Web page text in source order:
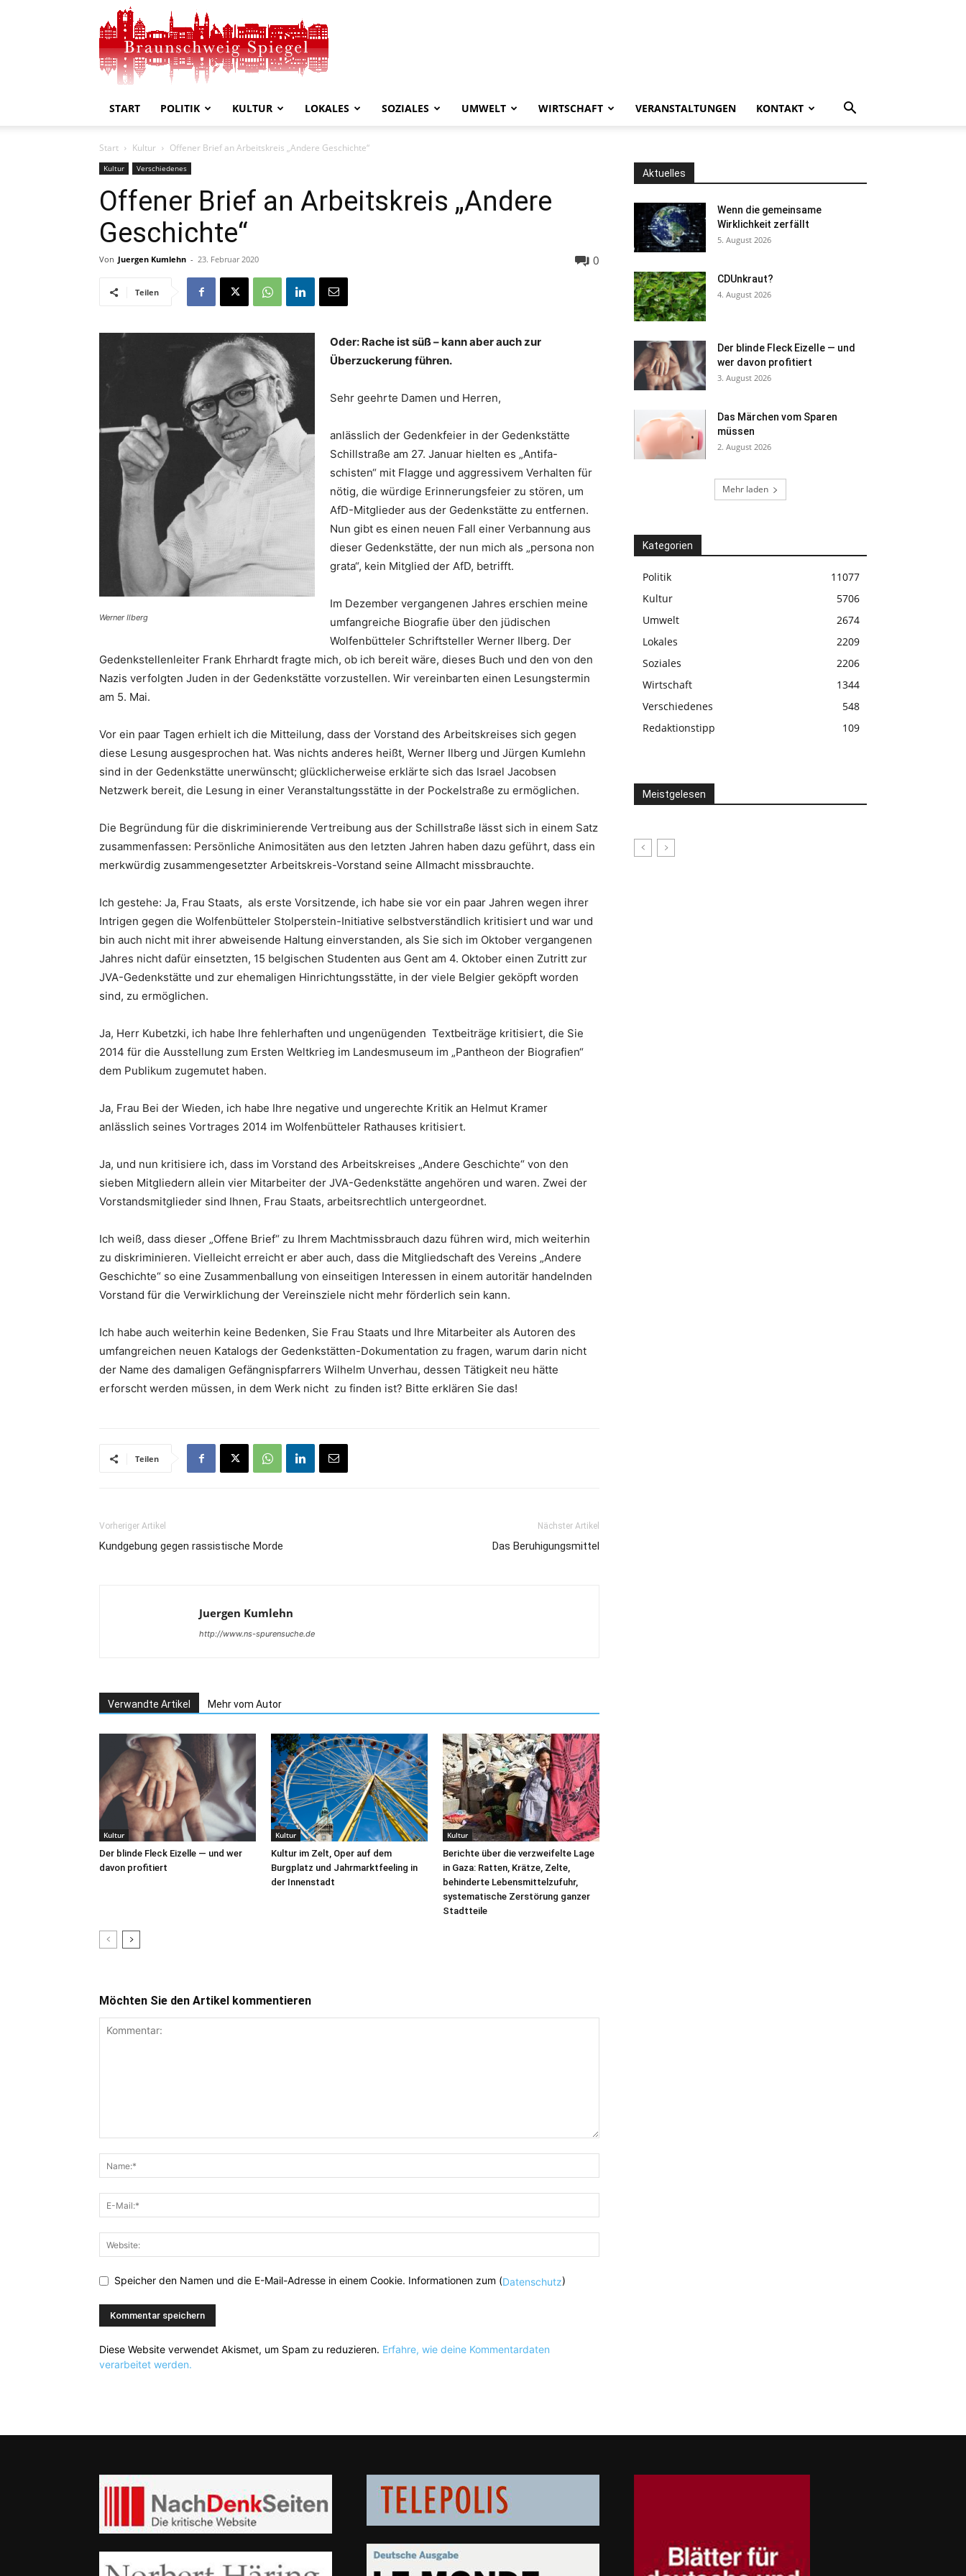
Spiegel
START POLITIK KULTUR LOKALES SOZIALES UMWELT WIRTSCHAFT VERANSTALTUNGEN KONTAKT
Start Kultur Offener Brief an Arbeitskreis „Andere Geschichte“
Kultur Verschiedenes
Offener Brief an Arbeitskreis „Andere
Geschichte“
Von Juergen Kumlehn - 23. Februar 2020 0
Teilen
Werner Ilberg
Oder: Rache ist süß – kann aber auch zur
Überzuckerung führen.
Sehr geehrte Damen und Herren,
anlässlich der Gedenkfeier in der Gedenkstätte
Schillstraße am 27. Januar hielten es „Antifa-
schisten“ mit Flagge und aggressivem Verhalten für
nötig, die würdige Erinnerungsfeier zu stören, um
AfD-Mitglieder aus der Gedenkstätte zu entfernen.
Nun gibt es einen neuen Fall einer Verbannung aus
dieser Gedenkstätte, der nun mich als „persona non
grata“, kein Mitglied der AfD, betrifft.
Im Dezember vergangenen Jahres erschien meine
umfangreiche Biografie über den jüdischen
Wolfenbütteler Schriftsteller Werner Ilberg. Der
Gedenkstellenleiter Frank Ehrhardt fragte mich, ob ich bereit wäre, dieses Buch und den von den
Nazis verfolgten Juden in der Gedenkstätte vorzustellen. Wir vereinbarten einen Lesungstermin
am 5. Mai.
Vor ein paar Tagen erhielt ich die Mitteilung, dass der Vorstand des Arbeitskreises sich gegen
diese Lesung ausgesprochen hat. Was nichts anderes heißt, Werner Ilberg und Jürgen Kumlehn
sind in der Gedenkstätte unerwünscht; glücklicherweise erklärte sich das Israel Jacobsen
Netzwerk bereit, die Lesung in einer Veranstaltungsstätte in der Pockelstraße zu ermöglichen.
Die Begründung für die diskriminierende Vertreibung aus der Schillstraße lässt sich in einem Satz
zusammenfassen: Persönliche Animositäten aus den letzten Jahren haben dazu geführt, dass ein
merkwürdig zusammengesetzter Arbeitskreis-Vorstand seine Allmacht missbrauchte.
Ich gestehe: Ja, Frau Staats, als erste Vorsitzende, ich habe sie vor ein paar Jahren wegen ihrer
Intrigen gegen die Wolfenbütteler Stolperstein-Initiative selbstverständlich kritisiert und war und
bin auch nicht mit ihrer abweisende Haltung einverstanden, als Sie sich im Oktober vergangenen
Jahres nicht dafür einsetzten, 15 belgischen Studenten aus Gent am 4. Oktober einen Zutritt zur
JVA-Gedenkstätte und zur ehemaligen Hinrichtungsstätte, in der viele Belgier geköpft worden
sind, zu ermöglichen.
Ja, Herr Kubetzki, ich habe Ihre fehlerhaften und ungenügenden Textbeiträge kritisiert, die Sie
2014 für die Ausstellung zum Ersten Weltkrieg im Landesmuseum im „Pantheon der Biografien“
dem Publikum zugemutet haben.
Ja, Frau Bei der Wieden, ich habe Ihre negative und ungerechte Kritik an Helmut Kramer
anlässlich seines Vortrages 2014 im Wolfenbütteler Rathauses kritisiert.
Ja, und nun kritisiere ich, dass im Vorstand des Arbeitskreises „Andere Geschichte“ von den
sieben Mitgliedern allein vier Mitarbeiter der JVA-Gedenkstätte angehören und waren. Zwei der
Vorstandsmitglieder sind Ihnen, Frau Staats, arbeitsrechtlich untergeordnet.
Ich weiß, dass dieser „Offene Brief“ zu Ihrem Machtmissbrauch dazu führen wird, mich weiterhin
zu diskriminieren. Vielleicht erreicht er aber auch, dass die Mitgliedschaft des Vereins „Andere
Geschichte“ so eine Zusammenballung von einseitigen Interessen in einem autoritär handelnden
Vorstand für die Verwirklichung der Vereinsziele nicht mehr förderlich sein kann.
Ich habe auch weiterhin keine Bedenken, Sie Frau Staats und Ihre Mitarbeiter als Autoren des
umfangreichen neuen Katalogs der Gedenkstätten-Dokumentation zu fragen, warum darin nicht
der Name des damaligen Gefängnispfarrers Wilhelm Unverhau, dessen Tätigkeit neu hätte
erforscht werden müssen, in dem Werk nicht zu finden ist? Bitte erklären Sie das!
Teilen
Vorheriger Artikel
Kundgebung gegen rassistische Morde
Nächster Artikel
Das Beruhigungsmittel
Juergen Kumlehn
http://www.ns-spurensuche.de
Verwandte Artikel Mehr vom Autor
Kultur
Der blinde Fleck Eizelle — und wer
davon profitiert
Kultur
Kultur im Zelt, Oper auf dem
Burgplatz und Jahrmarktfeeling in
der Innenstadt
Kultur
Berichte über die verzweifelte Lage
in Gaza: Ratten, Krätze, Zelte,
behinderte Lebensmittelzufuhr,
systematische Zerstörung ganzer
Stadtteile
Möchten Sie den Artikel kommentieren
Speicher den Namen und die E-Mail-Adresse in einem Cookie. Informationen zum (Datenschutz)
Diese Website verwendet Akismet, um Spam zu reduzieren. Erfahre, wie deine Kommentardaten
verarbeitet werden.
Aktuelles
Wenn die gemeinsame
Wirklichkeit zerfällt
5. August 2026
CDUnkraut?
4. August 2026
Der blinde Fleck Eizelle — und
wer davon profitiert
3. August 2026
Das Märchen vom Sparen
müssen
2. August 2026
Mehr laden
Kategorien
Politik
11077
Kultur
5706
Umwelt
2674
Lokales
2209
Soziales
2206
Wirtschaft
1344
Verschiedenes
548
Redaktionstipp
109
Meistgelesen